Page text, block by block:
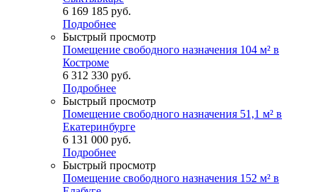
6 169 185 руб.
Подробнее
Быстрый просмотр
Помещение свободного назначения 104 м² в
Костроме
6 312 330 руб.
Подробнее
Быстрый просмотр
Помещение свободного назначения 51,1 м² в
Екатеринбурге
6 131 000 руб.
Подробнее
Быстрый просмотр
Помещение свободного назначения 152 м² в